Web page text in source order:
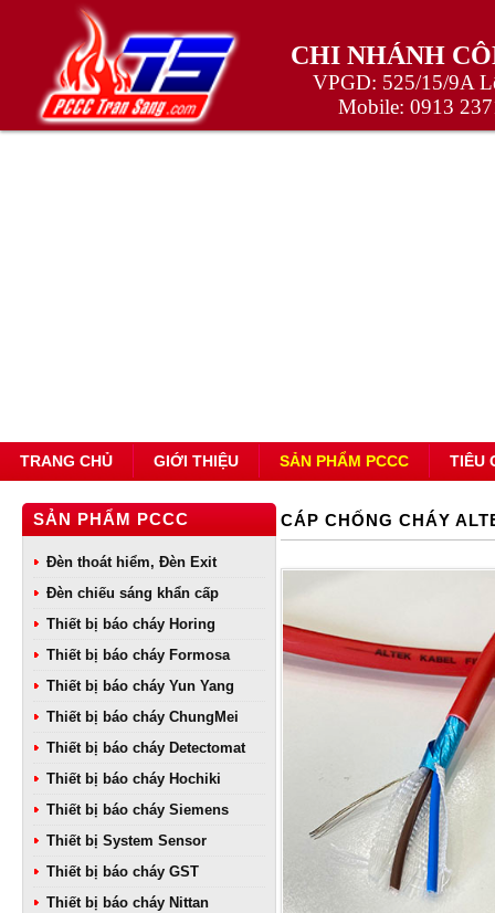
CHI NHÁNH
VPGD: 525/15/9A
Mobile: 0913
TRANG CHỦ GIỚI THIỆU SẢN PHẨM PCCC TIÊU
SẢN PHẨM PCCC
Đèn thoát hiểm, Đèn Exit
Đèn chiếu sáng khẩn cấp
Thiết bị báo cháy Horing
Thiết bị báo cháy Formosa
Thiết bị báo cháy Yun Yang
Thiết bị báo cháy ChungMei
Thiết bị báo cháy Detectomat
Thiết bị báo cháy Hochiki
Thiết bị báo cháy Siemens
Thiết bị System Sensor
Thiết bị báo cháy GST
Thiết bị báo cháy Nittan
CÁP CHỐNG CHÁY